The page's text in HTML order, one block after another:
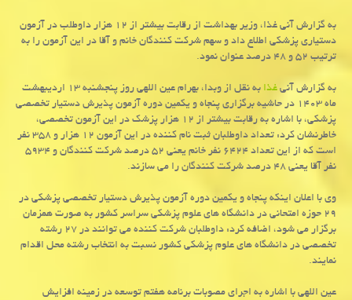
به گزارش آنی غذا، وزیر بهداشت از رقابت بیشتر از ۱۲ هزار داوطلب در آزمون
دستیاری پزشکی اطلاع داد و سهم شرکت کنندگان خانم و آقا در این آزمون را به
ترتیب ۵۲ و ۴۸ درصد عنوان نمود.
به گزارش آنیغذا
به نقل از وبدا، بهرام عین اللهی روز پنجشنبه ۱۳ اردیبهشت
ماه ۱۴۰۳ در حاشیه برگزاری پنجاه و یکمین دوره آزمون پذیرش دستیار تخصصی
پزشکی، با اشاره به رقابت بیشتر از ۱۲ هزار پزشک در این آزمون تخصصی،
خاطرنشان کرد: تعداد داوطلبان ثبت نام کننده در این آزمون ۱۲ هزار و ۳۵۸ نفر
است که از این تعداد ۶۴۲۴ نفر خانم یعنی ۵۲ درصد شرکت کنندگان و ۵۹۳۴
نفر آقا یعنی ۴۸ درصد شرکت کنندگان را می سازند.
وی با اعلان اینکه پنجاه و یکمین دوره آزمون پذیرش دستیار تخصصی پزشکی در
۲۹ حوزه امتحانی در دانشگاه های علوم پزشکی سراسر کشور به صورت همزمان
برگزار می شود، اضافه کرد: داوطلبان شرکت کننده می توانند در ۲۷ رشته
تخصصی در دانشگاه های علوم پزشکی کشور نسبت به انتخاب رشته محل اقدام
نمایند.
عین اللهی با اشاره به اجرای مصوبات برنامه هفتم توسعه در زمینه افزایش